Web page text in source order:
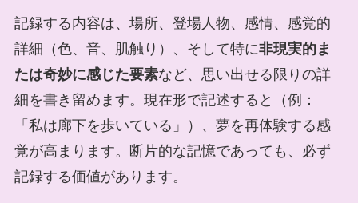
記録する内容は、場所、登場人物、感情、感覚的
詳細（色、音、肌触り）、そして特に非現実的ま
たは奇妙に感じた要素など、思い出せる限りの詳
細を書き留めます。現在形で記述すると（例：
「私は廊下を歩いている」）、夢を再体験する感
覚が高まります。断片的な記憶であっても、必ず
記録する価値があります。